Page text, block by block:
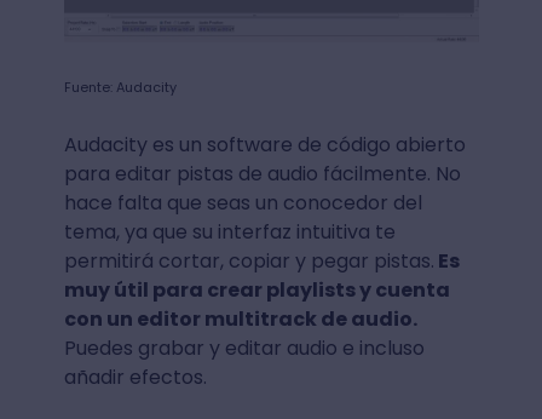
Fuente: Audacity
Audacity es un software de código abierto
para editar pistas de audio fácilmente. No
hace falta que seas un conocedor del
tema, ya que su interfaz intuitiva te
permitirá cortar, copiar y pegar pistas. Es
muy útil para crear playlists y cuenta
con un editor multitrack de audio.
Puedes grabar y editar audio e incluso
añadir efectos.